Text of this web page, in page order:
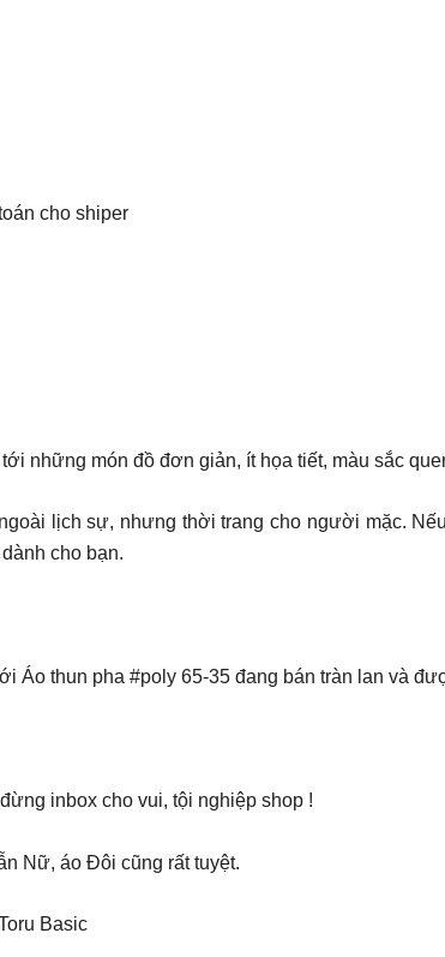
cho shiper
những món đồ đơn giản, ít họa tiết, màu sắc
lịch sự, nhưng thời trang cho người mặc.
cho bạn.
Áo thun pha #poly 65-35 đang bán tràn lan và
inbox cho vui, tội nghiệp shop !
Nữ, áo Đôi cũng rất tuyệt.
Basic